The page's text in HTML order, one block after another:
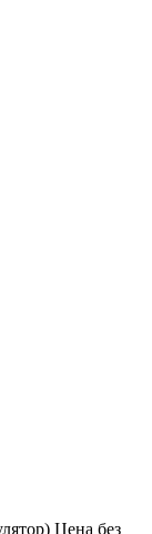
Цена без